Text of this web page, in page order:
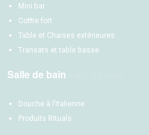
Mini bar
Coffre fort
Table et Chaises extérieures
Transats et table basse
Salle de bain
Douche à l’italienne
Produits Rituals